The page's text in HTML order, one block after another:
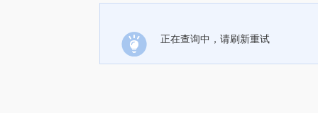
正在查询中，请刷新重试